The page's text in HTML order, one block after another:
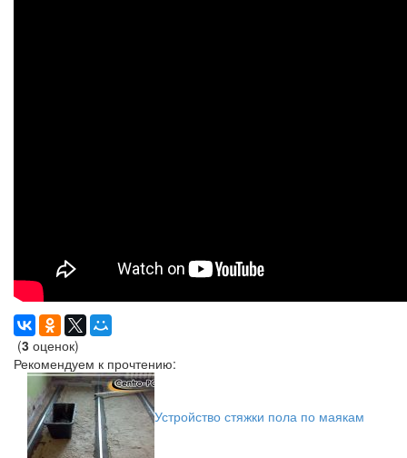
(3 оценок)
Рекомендуем к прочтению:
Устройство стяжки пола по маякам